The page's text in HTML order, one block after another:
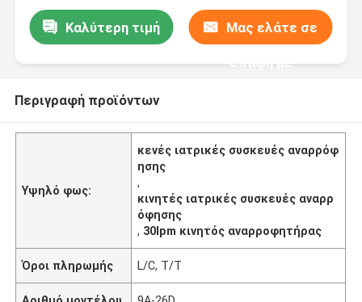
Καλύτερη τιμή Μας ελάτε σε
επαφή με
Περιγραφή προϊόντων
Υψηλό φως:
κενές ιατρικές συσκευές αναρρόφ
ησης
,
κινητές ιατρικές συσκευές αναρρ
όφησης
, 30lpm κινητός αναρροφητήρας
Όροι πληρωμής L/C, T/T